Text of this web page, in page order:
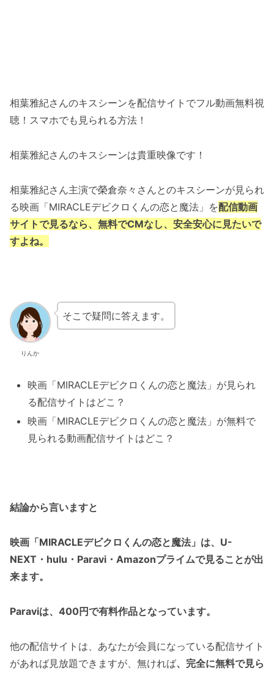
相葉雅紀さんのキスシーンを配信サイトでフル動画無料視
聴！スマホでも見られる方法！
相葉雅紀さんのキスシーンは貴重映像です！
相葉雅紀さん主演で榮倉奈々さんとのキスシーンが見られ
る映画「MIRACLEデビクロくんの恋と魔法」を配信動画
サイトで見るなら、無料でCMなし、安全安心に見たいで
すよね。
りんか
そこで疑問に答えます。
映画「MIRACLEデビクロくんの恋と魔法」が見られ
る配信サイトはどこ？
映画「MIRACLEデビクロくんの恋と魔法」が無料で
見られる動画配信サイトはどこ？
結論から言いますと
映画「MIRACLEデビクロくんの恋と魔法」は、U-
NEXT・hulu・Paravi・Amazonプライムで見ることが出
来ます。
Paraviは、400円で有料作品となっています。
他の配信サイトは、あなたが会員になっている配信サイト
があれば見放題できますが、無ければ、完全に無料で見ら